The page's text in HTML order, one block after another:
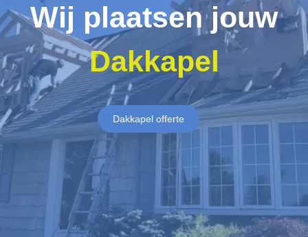
Wij plaatsen jouw
Dakkapel
Dakkapel offerte